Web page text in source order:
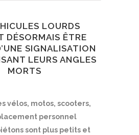
LOURDS
DÉSORMAIS ÊTRE
SIGNALISATION
LEURS ANGLES
MORTS
vélos, motos, scooters,
personnel
sont plus petits et